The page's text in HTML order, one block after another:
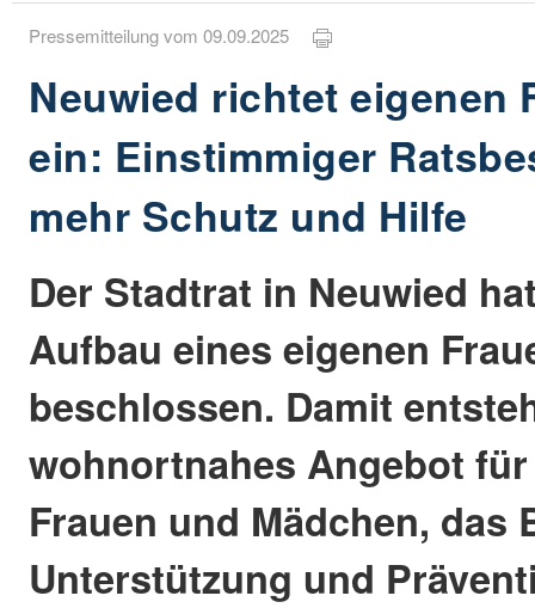
Pressemitteilung vom 09.09.2025
Neuwied richtet eigenen
ein: Einstimmiger
mehr Schutz und Hilfe
Der Stadtrat in Neuwied
Aufbau eines eigenen
beschlossen. Damit
wohnortnahes Angebot
Frauen und Mädchen, das
Unterstützung und